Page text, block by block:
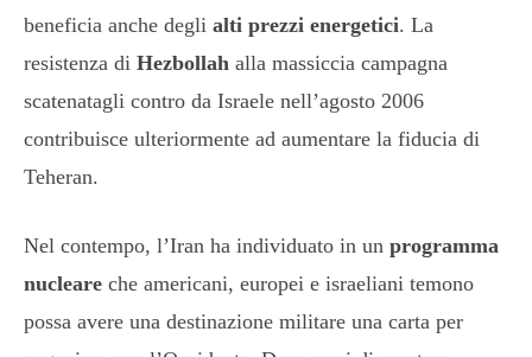
beneficia anche degli alti prezzi energetici. La
resistenza di Hezbollah alla massiccia campagna
scatenatagli contro da Israele nell’agosto 2006
contribuisce ulteriormente ad aumentare la fiducia di
Teheran.
Nel contempo, l’Iran ha individuato in un programma
nucleare che americani, europei e israeliani temono
possa avere una destinazione militare una carta per